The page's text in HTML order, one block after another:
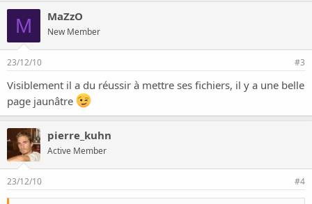
merci en attendant votre réponse pour votre aide.
cordialement
M MaZzO
New Member
23/12/10 #3
Visiblement il a du réussir à mettre ses fichiers, il y a une belle
page jaunâtre
pierre_kuhn
Active Member
23/12/10 #4